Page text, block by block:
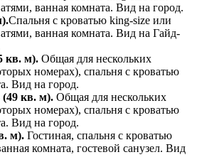
ванная комната. Вид на город.
Спальня с кроватью king-size или
ванная комната. Вид на Гайд-
кв. м). Общая для нескольких
номерах), спальня с кроватью
Вид на город.
(49 кв. м). Общая для нескольких
номерах), спальня с кроватью
Вид на город.
м). Гостиная, спальня с кроватью
комната, гостевой санузел. Вид